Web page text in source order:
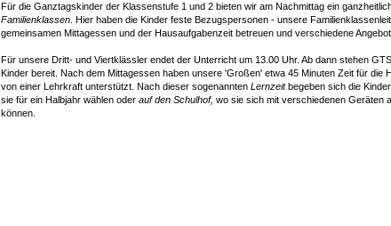
Für die Ganztagskinder der Klassenstufe 1 und 2 bieten wir am Nachmittag ein
Familienklassen . Hier haben die Kinder feste Bezugspersonen - unsere
gemeinsamen Mittagessen und der Hausaufgabenzeit betreuen und verschiedene
Für unsere Dritt- und Viertklässler endet der Unterricht um 13.00 Uhr. Ab dann stehen
Kinder bereit. Nach dem Mittagessen haben unsere 'Großen' etwa 45 Minuten Zeit für die
von einer Lehrkraft unterstützt. Nach dieser sogenannten Lernzeitbegeben sich die
sie für ein Halbjahr wählen oder auf den Schulhof, wo sie sich mit verschiedenen Geräten
können.